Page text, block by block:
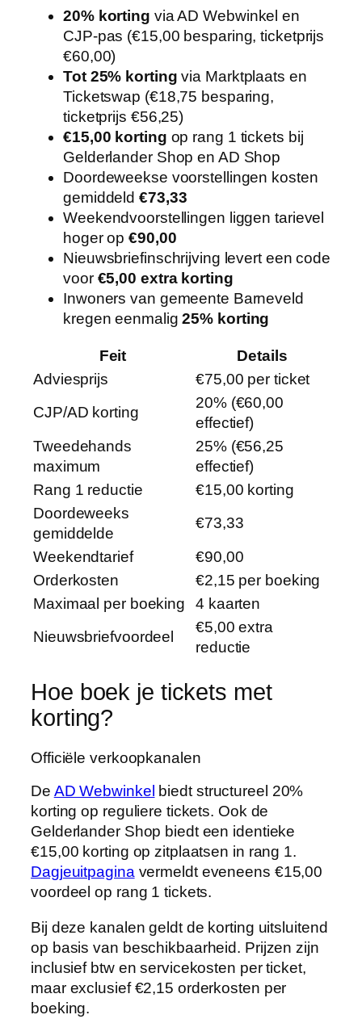
20% korting via AD Webwinkel en
CJP-pas (€15,00 besparing, ticketprijs
€60,00)
Tot 25% korting via Marktplaats en
Ticketswap (€18,75 besparing,
ticketprijs €56,25)
€15,00 korting op rang 1 tickets bij
Gelderlander Shop en AD Shop
Doordeweekse voorstellingen kosten
gemiddeld€73,33
Weekendvoorstellingen liggen tarievel
hoger op€90,00
Nieuwsbriefinschrijving levert een code
voor €5,00 extra korting
Inwoners van gemeente Barneveld
kregen eenmalig25% korting
Feit
Details
Adviesprijs
€75,00 per ticket
CJP/AD korting
20% (€60,00
effectief)
Tweedehands
maximum
25% (€56,25
effectief)
Rang 1 reductie
€15,00 korting
Doordeweeks
gemiddelde
€73,33
Weekendtarief
€90,00
Orderkosten
€2,15 per boeking
Maximaal per boeking
4 kaarten
Nieuwsbriefvoordeel
€5,00 extra
reductie
Hoe boek je tickets met
korting?
Officiële verkoopkanalen
De AD Webwinkel biedt structureel 20%
korting op reguliere tickets. Ook de
Gelderlander Shop biedt een identieke
€15,00 korting op zitplaatsen in rang 1.
Dagjeuitpagina vermeldt eveneens €15,00
voordeel op rang 1 tickets.
Bij deze kanalen geldt de korting uitsluitend
op basis van beschikbaarheid. Prijzen zijn
inclusief btw en servicekosten per ticket,
maar exclusief €2,15 orderkosten per
boeking.